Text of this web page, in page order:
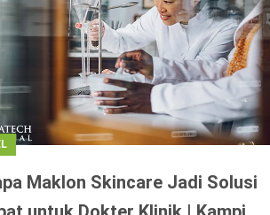
Maklon Skincare Jadi Solusi